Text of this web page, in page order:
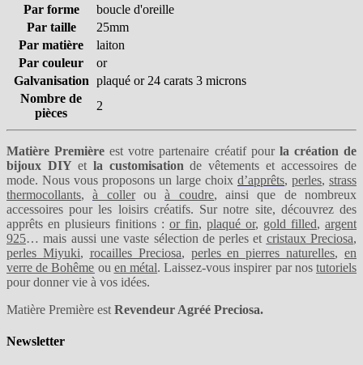
Par forme
boucle d'oreille
Par taille
25mm
Par matière
laiton
Par couleur
or
Galvanisation plaqué or 24 carats 3 microns
Nombre de
pièces
2
Matière Première est votre partenaire créatif pourla création de
bijoux DIY etla customisation de vêtements et accessoires de
mode. Nous vous proposons un large choix d’apprêts, perles, strass
thermocollants,à collerouà coudre, ainsi que de nombreux
accessoires pour les loisirs créatifs. Sur notre site, découvrez des
apprêts en plusieurs finitions : or fin, plaqué or, gold filled, argent
925… mais aussi une vaste sélection de perles et cristaux Preciosa,
perles Miyuki, rocailles Preciosa, perles en pierres naturelles, en
verre de Bohême ou en métal. Laissez-vous inspirer par nostutoriels
pour donner vie à vos idées.
Matière Première est Revendeur Agréé Preciosa.
Newsletter